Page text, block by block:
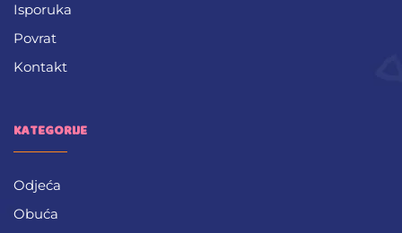
Isporuka
Povrat
Kontakt
KATEGORIJE
Odjeća
Obuća